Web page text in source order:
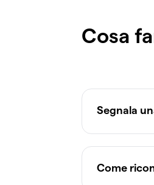
Cosa
Segnala
Come